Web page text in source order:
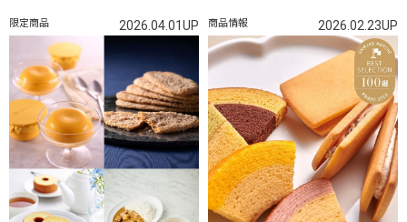
限定商品 2026.04.01UP 商品情報 2026.02.23UP